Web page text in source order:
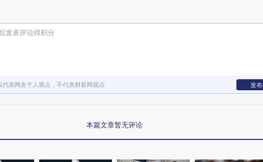
后发表评论得积分
代表网友个人观点，不代表财新网观点 发布
本篇文章暂无评论